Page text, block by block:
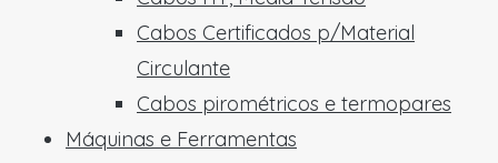
Cabos Certificados p/Material
Circulante
Cabos pirométricos e termopares
Máquinas e Ferramentas